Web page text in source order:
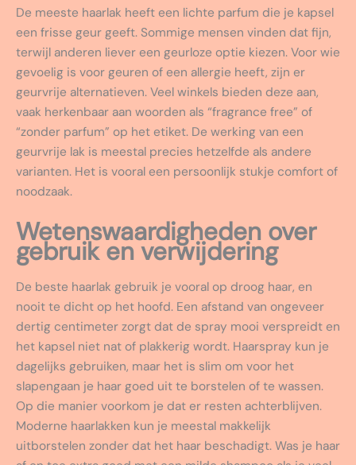
De meeste haarlak heeft een lichte parfum die je kapsel
een frisse geur geeft. Sommige mensen vinden dat fijn,
terwijl anderen liever een geurloze optie kiezen. Voor wie
gevoelig is voor geuren of een allergie heeft, zijn er
geurvrije alternatieven. Veel winkels bieden deze aan,
vaak herkenbaar aan woorden als “fragrance free” of
“zonder parfum” op het etiket. De werking van een
geurvrije lak is meestal precies hetzelfde als andere
varianten. Het is vooral een persoonlijk stukje comfort of
noodzaak.
Wetenswaardigheden over
gebruik en verwijdering
De beste haarlak gebruik je vooral op droog haar, en
nooit te dicht op het hoofd. Een afstand van ongeveer
dertig centimeter zorgt dat de spray mooi verspreidt en
het kapsel niet nat of plakkerig wordt. Haarspray kun je
dagelijks gebruiken, maar het is slim om voor het
slapengaan je haar goed uit te borstelen of te wassen.
Op die manier voorkom je dat er resten achterblijven.
Moderne haarlakken kun je meestal makkelijk
uitborstelen zonder dat het haar beschadigt. Was je haar